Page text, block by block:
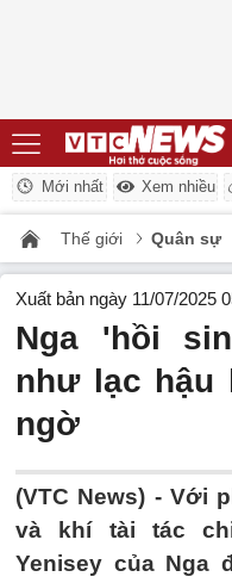
Mới nhất Xem nhiều
Thế giới Quân sự
Xuất bản ngày 11/07/2025
Nga 'hồi
như lạc hậu
ngờ
(VTC News) - Với
và khí tài tác
Yenisey của Nga